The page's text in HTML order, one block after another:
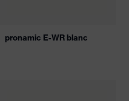
pronamic E-WR blanc